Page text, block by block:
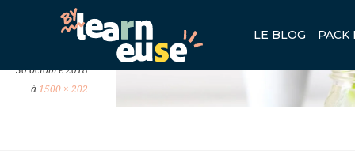
LE BLOG PACK
30 octobre 2018
à 1500 × 202